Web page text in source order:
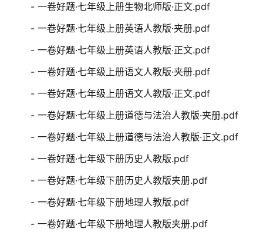
- 一卷好题·七年级上册生物北师版·正文.pdf
- 一卷好题·七年级上册英语人教版·夹册.pdf
- 一卷好题·七年级上册英语人教版·正文.pdf
- 一卷好题·七年级上册语文人教版·夹册.pdf
- 一卷好题·七年级上册语文人教版·正文.pdf
- 一卷好题·七年级上册道德与法治人教版·夹册.pdf
- 一卷好题·七年级上册道德与法治人教版·正文.pdf
- 一卷好题·七年级下册历史人教版.pdf
- 一卷好题·七年级下册历史人教版夹册.pdf
- 一卷好题·七年级下册地理人教版.pdf
- 一卷好题·七年级下册地理人教版夹册.pdf